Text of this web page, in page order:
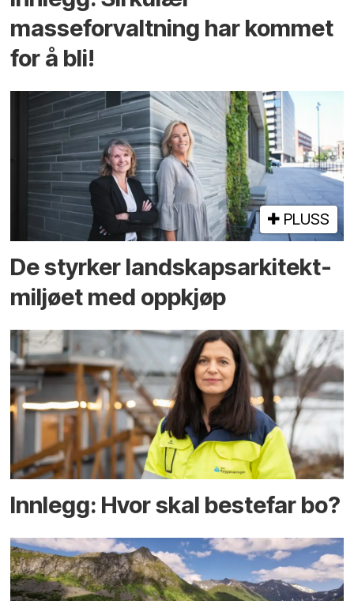
masseforvaltning har kommet
for å bli!
PLUSS
De styrker landskaps­arkitekt­
miljøet med oppkjøp
Innlegg: Hvor skal bestefar bo?